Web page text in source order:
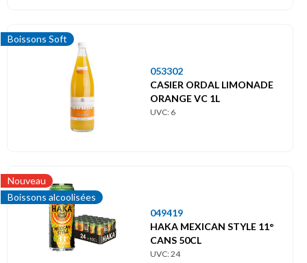
Boissons Soft
053302
CASIER ORDAL LIMONADE
ORANGE VC 1L
UVC: 6
Nouveau
Boissons alcoolisées
049419
HAKA MEXICAN STYLE 11°
CANS 50CL
UVC: 24